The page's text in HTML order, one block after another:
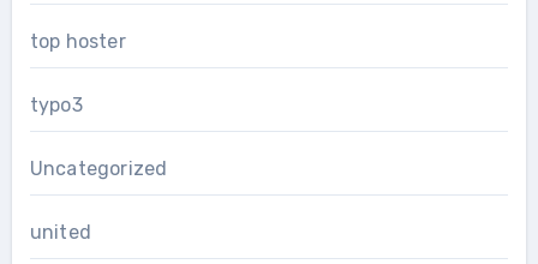
top hoster
typo3
Uncategorized
united